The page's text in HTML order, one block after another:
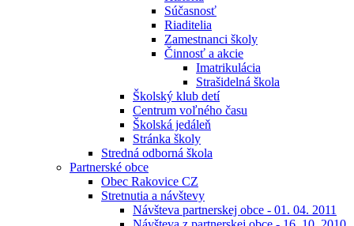
Súčasnosť
Riaditelia
Zamestnanci školy
Činnosť a akcie
Imatrikulácia
Strašidelná škola
Školský klub detí
Centrum voľného času
Školská jedáleň
Stránka školy
Stredná odborná škola
Partnerské obce
Obec Rakovice CZ
Stretnutia a návštevy
Návšteva partnerskej obce - 01. 04. 2011